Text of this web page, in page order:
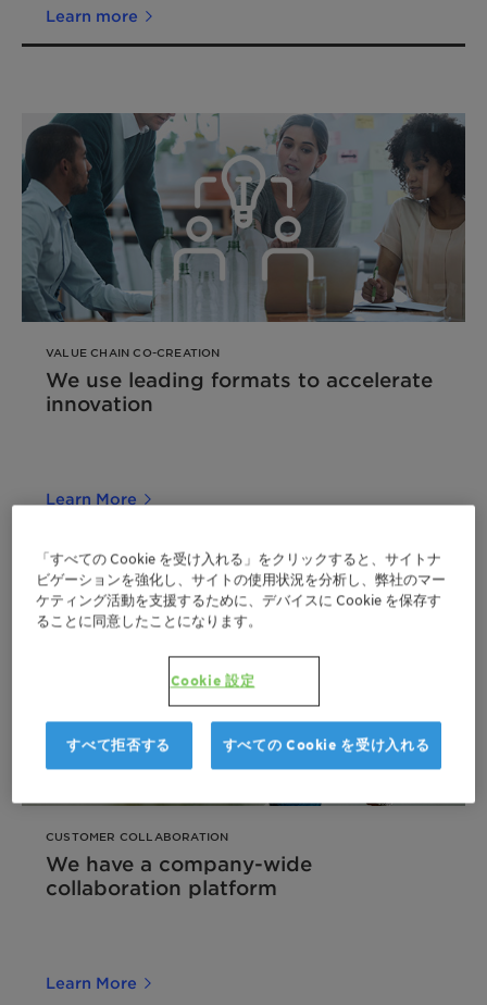
Learn more
VALUE CHAIN CO-CREATION
We use leading formats to accelerate
innovation
Learn More
CUSTOMER COLLABORATION
We have a company-wide
collaboration platform
Learn More
「すべての Cookie を受け入れる」をクリックすると、サイトナ
ビゲーションを強化し、サイトの使用状況を分析し、弊社のマー
ケティング活動を支援するために、デバイスに Cookie を保存す
ることに同意したことになります。
Cookie 設定
すべて拒否する すべての Cookie を受け入れる